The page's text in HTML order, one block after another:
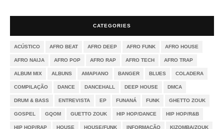
CATEGORIES
ACÚSTICO AFRO BEAT AFRO DEEP AFRO FUNK AFRO HOUSE
AFRO NAIJA AFRO POP AFRO RAP AFRO TECH AFRO TRAP
ALBUM MIX ALBUNS AMAPIANO BANGER BLUES COLADERA
COMPILAÇÃO DANCE DANCEHALL DEEP HOUSE DMCA
DRUM & BASS ENTREVISTA EP FUNANÁ FUNK GHETTO ZOUK
GOSPEL GQOM GUETTO ZOUK HIP HOP/DANCE HIP HOP/R&B
HIP HOP/RAP HOUSE HOUSE/FUNK INFORMAÇÃO KIZOMBA/ZOUK